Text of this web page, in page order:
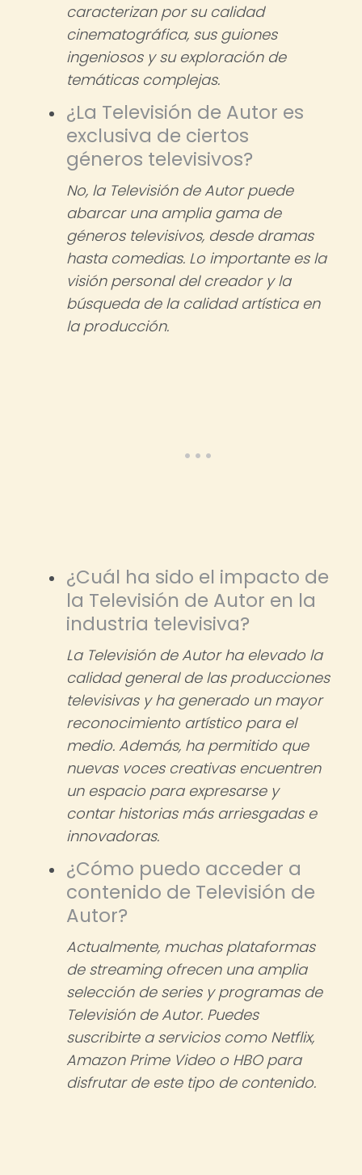
caracterizan por su calidad
cinematográfica, sus guiones
ingeniosos y su exploración de
temáticas complejas.
¿La Televisión de Autor es
exclusiva de ciertos
géneros televisivos?
No, la Televisión de Autor puede
abarcar una amplia gama de
géneros televisivos, desde dramas
hasta comedias. Lo importante es la
visión personal del creador y la
búsqueda de la calidad artística en
la producción.
¿Cuál ha sido el impacto de
la Televisión de Autor en la
industria televisiva?
La Televisión de Autor ha elevado la
calidad general de las producciones
televisivas y ha generado un mayor
reconocimiento artístico para el
medio. Además, ha permitido que
nuevas voces creativas encuentren
un espacio para expresarse y
contar historias más arriesgadas e
innovadoras.
¿Cómo puedo acceder a
contenido de Televisión de
Autor?
Actualmente, muchas plataformas
de streaming ofrecen una amplia
selección de series y programas de
Televisión de Autor. Puedes
suscribirte a servicios como Netflix,
Amazon Prime Video o HBO para
disfrutar de este tipo de contenido.